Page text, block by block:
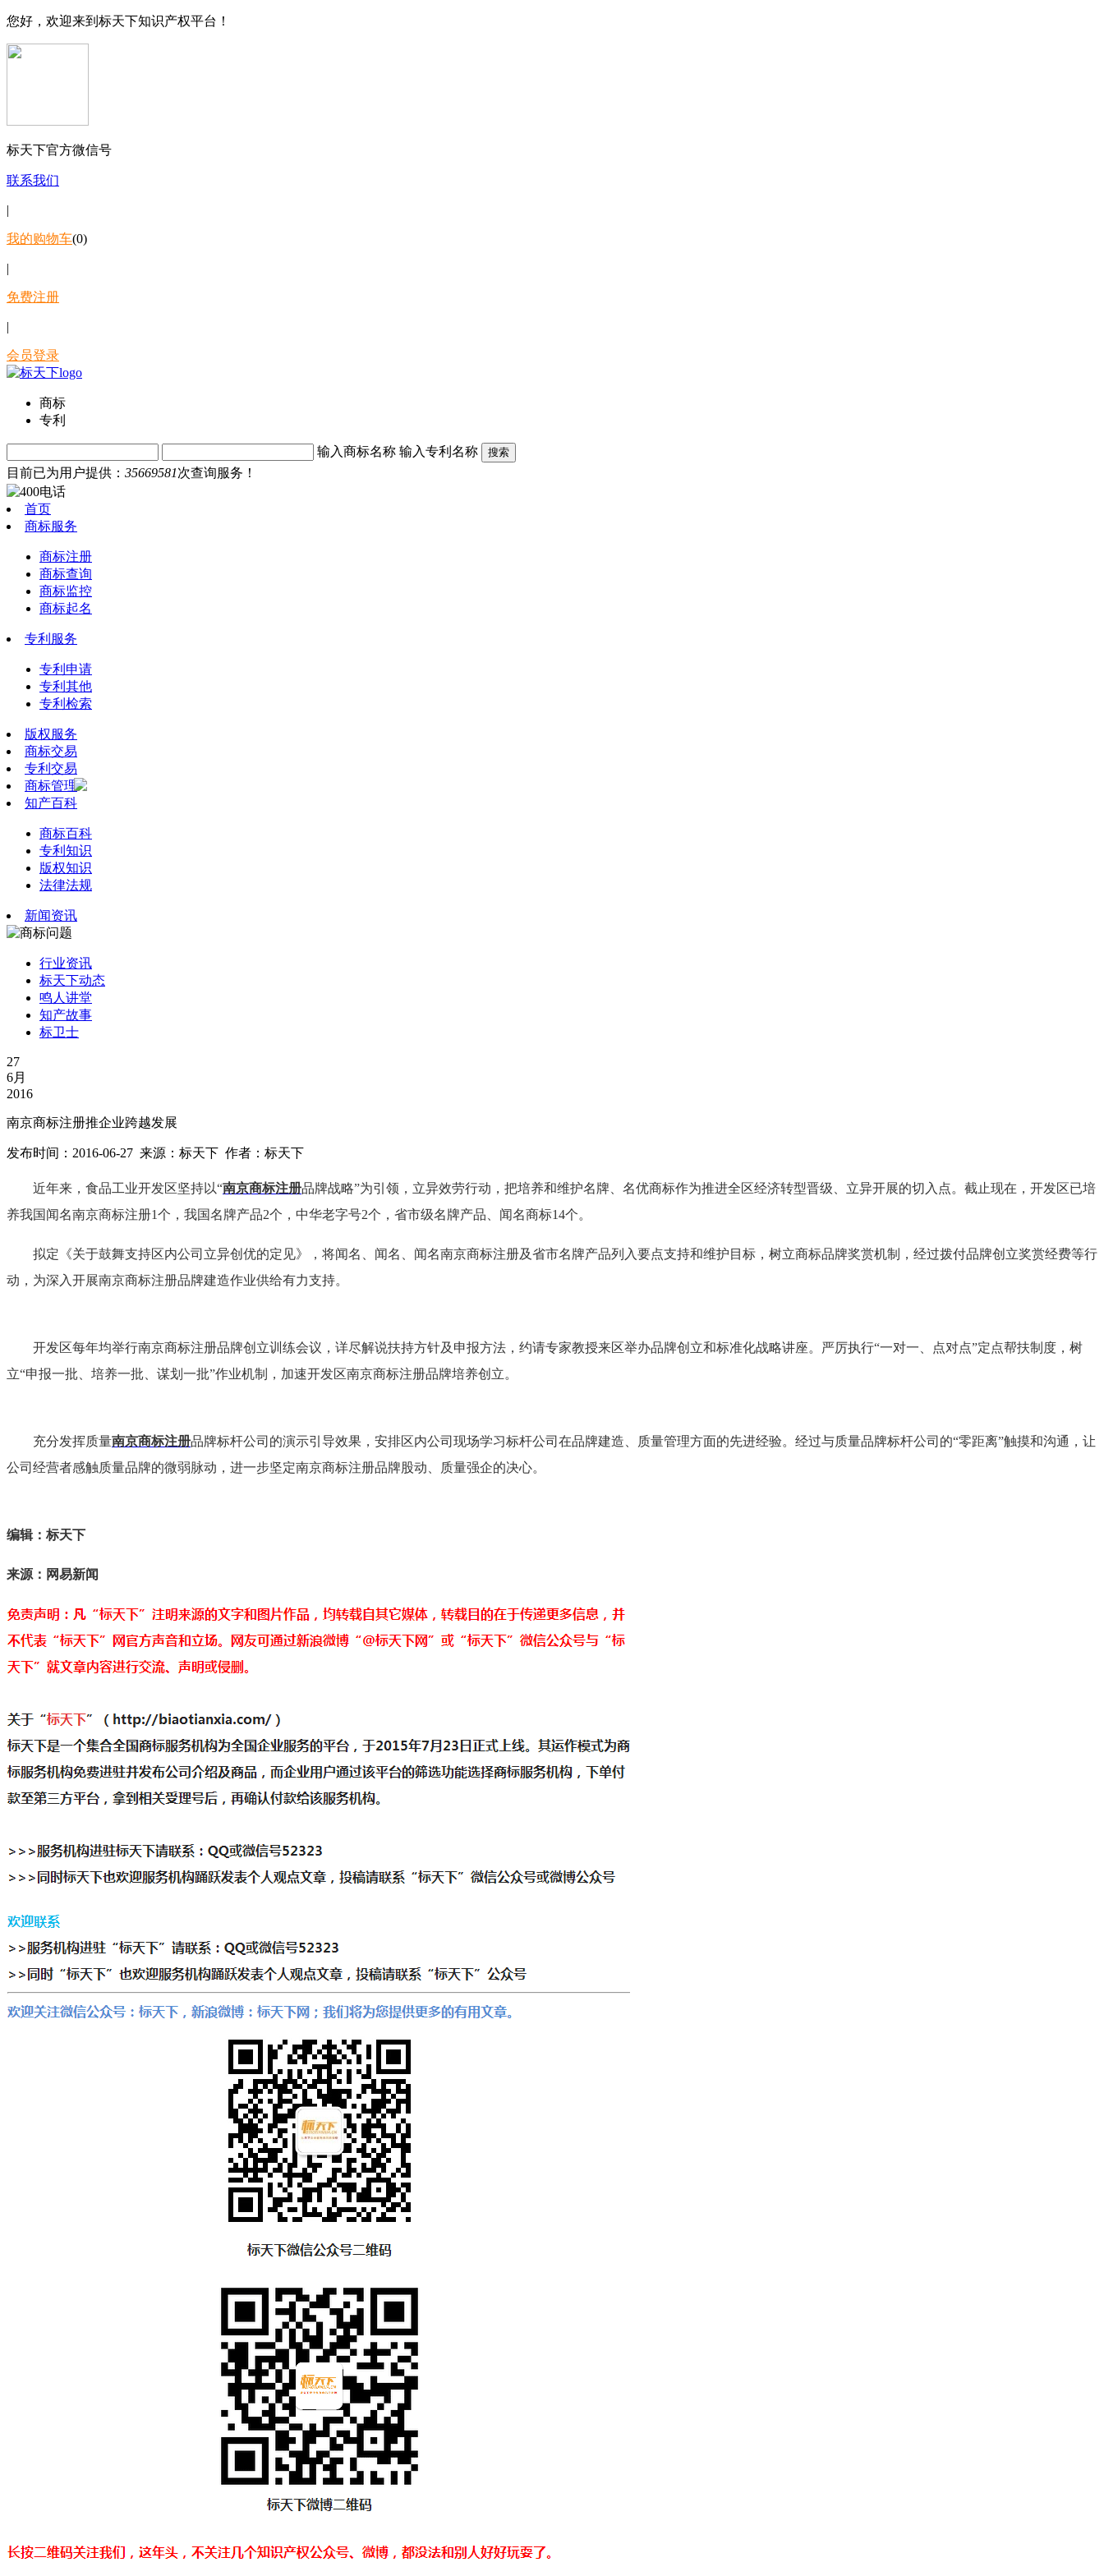
您好，欢迎来到标天下知识产权平台！
标天下官方微信号
联系我们
|
我的购物车(0)
|
免费注册
|
会员登录
商标
专利
输入商标名称 输入专利名称
目前已为用户提供： 35669581次查询服务！
首页
商标服务
商标注册
商标查询
商标监控
商标起名
专利服务
专利申请
专利其他
专利检索
版权服务
商标交易
专利交易
商标管理
知产百科
商标百科
专利知识
版权知识
法律法规
新闻资讯
行业资讯
标天下动态
鸣人讲堂
知产故事
标卫士
27
6月
2016
南京商标注册推企业跨越发展
发布时间：2016-06-27 来源：标天下 作者：标天下
近年来，食品工业开发区坚持以“南京商标注册品牌战略”为引领，立异效劳行动，把培养和维护名牌、名优商标作为推进全区经济转型晋级、立异开展的切入点。截止现在，开发区已培
养我国闻名南京商标注册1个，我国名牌产品2个，中华老字号2个，省市级名牌产品、闻名商标14个。
拟定《关于鼓舞支持区内公司立异创优的定见》，将闻名、闻名、闻名南京商标注册及省市名牌产品列入要点支持和维护目标，树立商标品牌奖赏机制，经过拨付品牌创立奖赏经费等行
动，为深入开展南京商标注册品牌建造作业供给有力支持。
开发区每年均举行南京商标注册品牌创立训练会议，详尽解说扶持方针及申报方法，约请专家教授来区举办品牌创立和标准化战略讲座。严厉执行“一对一、点对点”定点帮扶制度，树
立“申报一批、培养一批、谋划一批”作业机制，加速开发区南京商标注册品牌培养创立。
充分发挥质量南京商标注册品牌标杆公司的演示引导效果，安排区内公司现场学习标杆公司在品牌建造、质量管理方面的先进经验。经过与质量品牌标杆公司的“零距离”触摸和沟通，让
公司经营者感触质量品牌的微弱脉动，进一步坚定南京商标注册品牌股动、质量强企的决心。
编辑：标天下
来源：网易新闻